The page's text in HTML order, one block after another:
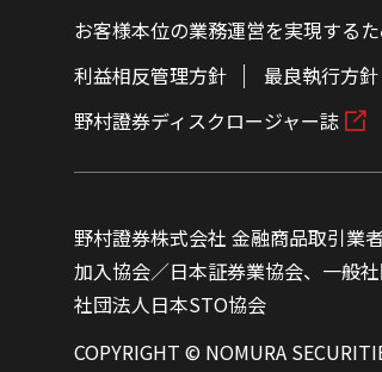
お客様本位の業務運営を実現する
利益相反管理方針
最良執行方針
野村證券ディスクロージャー誌
野村證券株式会社 金融商品取引業
加入協会／日本証券業協会、一般
社団法人日本STO協会
COPYRIGHT © NOMURA